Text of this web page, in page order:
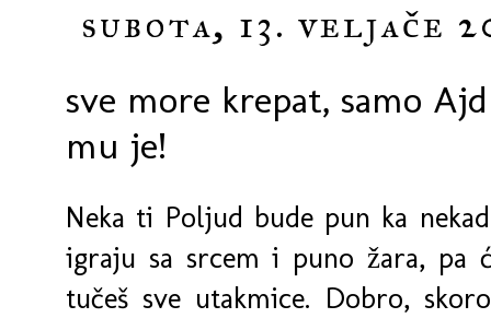
subota, 13. veljače
sve more krepat, samo
mu je!
Neka ti Poljud bude pun ka
igraju sa srcem i puno žara,
tučeš sve utakmice. Dobro,